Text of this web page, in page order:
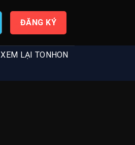
ĐĂNG KÝ
XEM LẠI TONHON